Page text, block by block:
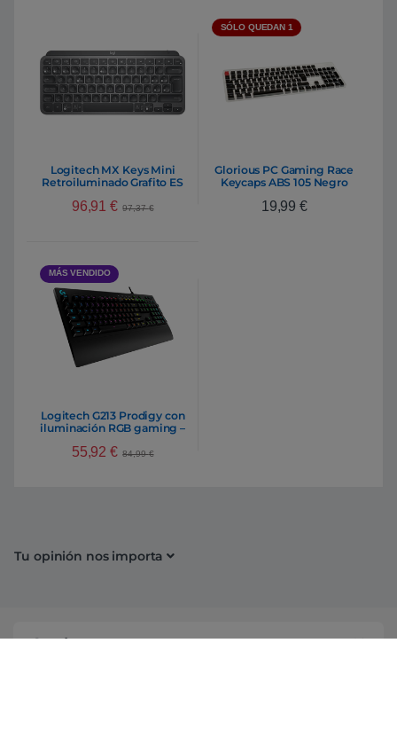
Logitech MX Keys Mini
Retroiluminado Grafito ES
96,91€ 97,37€
SÓLO QUEDAN 1
Glorious PC Gaming Race
Keycaps ABS 105 Negro
19,99 €
MÁS VENDIDO
Logitech G213 Prodigy con
iluminación RGB gaming –
55,92€ 84,99€
Tu opinión nos importa
Conócenos